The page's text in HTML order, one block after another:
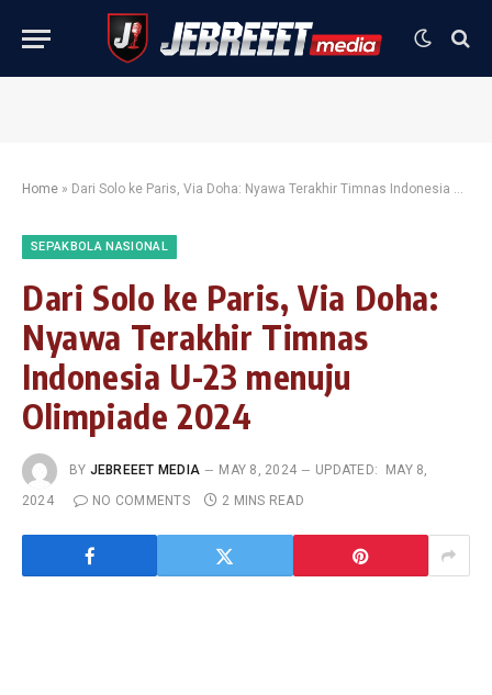
Home » Dari Solo ke Paris, Via Doha: Nyawa Terakhir Timnas Indonesia U-23 menuju Olimpiade 2024
SEPAKBOLA NASIONAL
Dari Solo ke Paris, Via Doha:
Nyawa Terakhir Timnas
Indonesia U-23 menuju
Olimpiade 2024
BY JEBREEET MEDIA MAY 8, 2024 UPDATED:
MAY 8,
2024
NO COMMENTS 2 MINS READ